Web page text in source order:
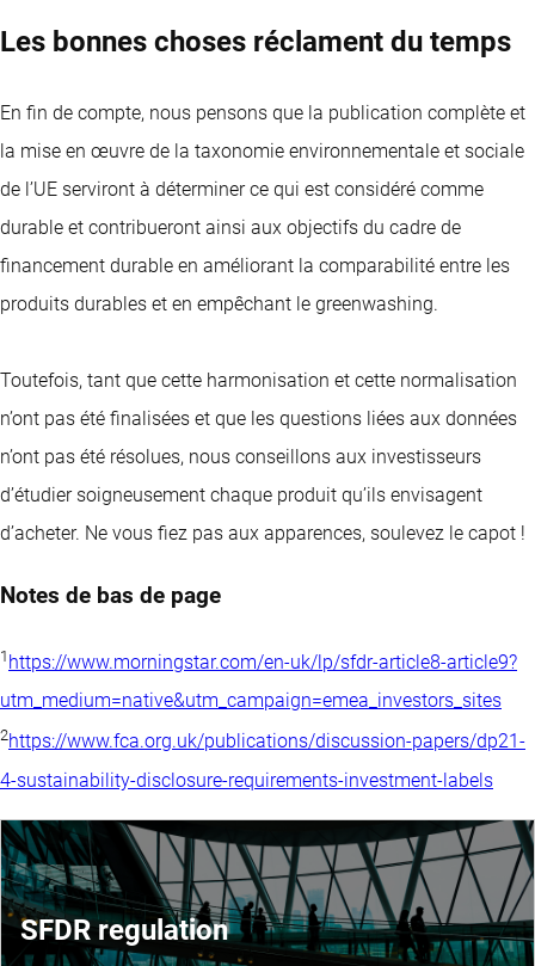
Les bonnes choses réclament du temps
En fin de compte, nous pensons que la publication complète et
la mise en œuvre de la taxonomie environnementale et sociale
de l’UE serviront à déterminer ce qui est considéré comme
durable et contribueront ainsi aux objectifs du cadre de
financement durable en améliorant la comparabilité entre les
produits durables et en empêchant le greenwashing.
Toutefois, tant que cette harmonisation et cette normalisation
n’ont pas été finalisées et que les questions liées aux données
n’ont pas été résolues, nous conseillons aux investisseurs
d’étudier soigneusement chaque produit qu’ils envisagent
d’acheter. Ne vous fiez pas aux apparences, soulevez le capot !
Notes de bas de page
1 https://www.morningstar.com/en-uk/lp/sfdr-article8-article9?
utm_medium=native&utm_campaign=emea_investors_sites
2https://www.fca.org.uk/publications/discussion-papers/dp21-
4-sustainability-disclosure-requirements-investment-labels
SFDR regulation